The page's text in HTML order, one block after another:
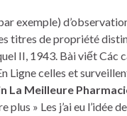
exemple)
titres de propriété
II, 1943. Bài viết Các
celles et
La Meilleure
» Les j’ai eu l’idée